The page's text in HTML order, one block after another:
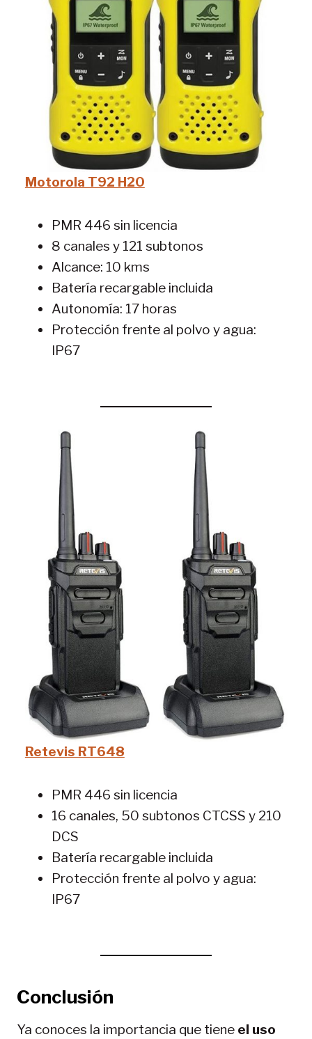
Motorola T92 H20
PMR 446 sin licencia
8 canales y 121 subtonos
Alcance: 10 kms
Batería recargable incluida
Autonomía: 17 horas
Protección frente al polvo y agua:
IP67
Retevis RT648
PMR 446 sin licencia
16 canales, 50 subtonos CTCSS y 210
DCS
Batería recargable incluida
Protección frente al polvo y agua:
IP67
Conclusión
Ya conoces la importancia que tiene el uso